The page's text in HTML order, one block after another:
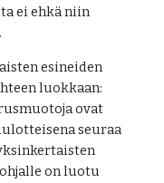
ei ehkä niin
esineiden
luokkaan:
ovat
seuraa
on luotu